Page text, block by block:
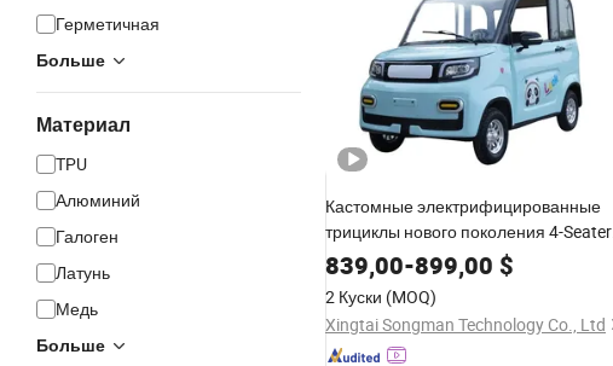
Герметичная
Больше
Материал
TPU
Алюминий
Галоген
Латунь
Медь
Больше
Кастомные электрифицированные
трициклы нового поколения 4-Seater
Мини электромобиль
839,00-899,00 $
2 Куски (MOQ)
Xingtai Songman Technology Co., Ltd